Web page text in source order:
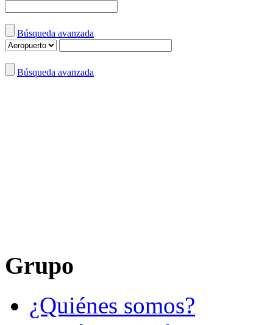
Búsqueda avanzada
Búsqueda avanzada
Grupo
¿Quiénes somos?